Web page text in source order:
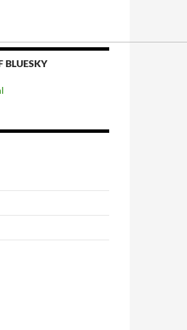
BLUESKY